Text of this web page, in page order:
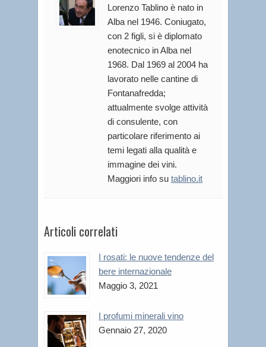
Lorenzo Tablino è nato in
Alba nel 1946. Coniugato,
con 2 figli, si è diplomato
enotecnico in Alba nel
1968. Dal 1969 al 2004 ha
lavorato nelle cantine di
Fontanafredda;
attualmente svolge attività
di consulente, con
particolare riferimento ai
temi legati alla qualità e
immagine dei vini.
Maggiori info su tablino.it
Articoli correlati
I rosati: le nuove tendenze del
bere internazionale
Maggio 3, 2021
I profumi minerali vino
Gennaio 27, 2020